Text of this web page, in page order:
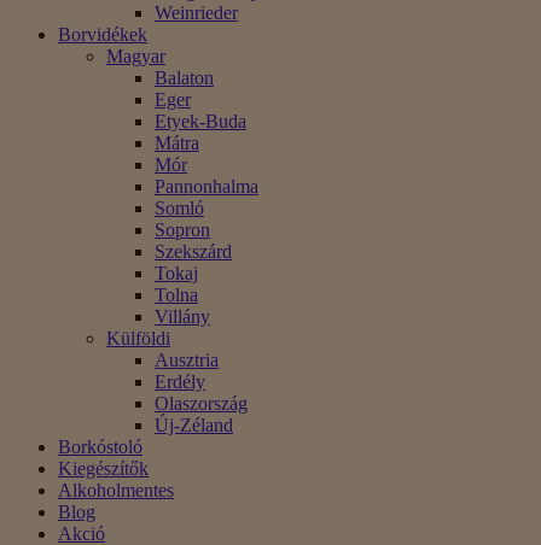
Weinrieder
Borvidékek
Magyar
Balaton
Eger
Etyek-Buda
Mátra
Mór
Pannonhalma
Somló
Sopron
Szekszárd
Tokaj
Tolna
Villány
Külföldi
Ausztria
Erdély
Olaszország
Új-Zéland
Borkóstoló
Kiegészítők
Alkoholmentes
Blog
Akció